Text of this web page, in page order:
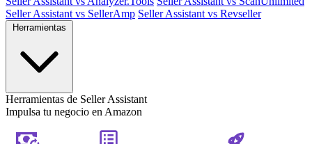
Seller Assistant vs SellerAmp Seller Assistant vs Revseller
Herramientas de Seller Assistant
Impulsa tu negocio en Amazon